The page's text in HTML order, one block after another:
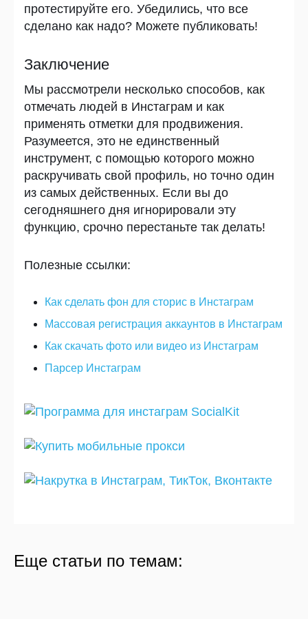
протестируйте его. Убедились, что все
сделано как надо? Можете публиковать!
Заключение
Мы рассмотрели несколько способов, как
отмечать людей в Инстаграм и как
применять отметки для продвижения.
Разумеется, это не единственный
инструмент, с помощью которого можно
раскручивать свой профиль, но точно один
из самых действенных. Если вы до
сегодняшнего дня игнорировали эту
функцию, срочно перестаньте так делать!
Полезные ссылки:
Как сделать фон для сторис в Инстаграм
Массовая регистрация аккаунтов в Инстаграм
Как скачать фото или видео из Инстаграм
Парсер Инстаграм
Еще статьи по темам:
2020
Программа для раскрутки в Тик Ток